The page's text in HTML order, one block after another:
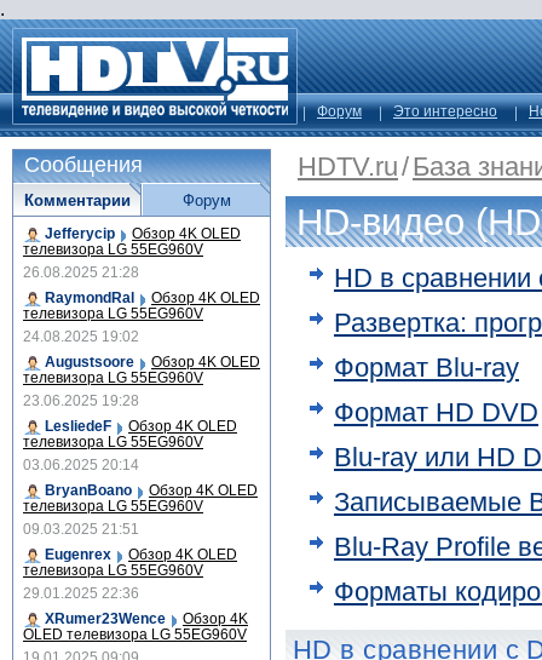
.
Форум Это интересно
HDTV.ru/База
HD-видео
HD в сравнении
Развертка:
Формат Blu-ray
Формат HD DVD
Blu-ray или HD
Записываемые
Blu-Ray Profile
Форматы
HD в сравнении с
Сообщения
Комментарии
Jefferycip Обзор 4K OLED
телевизора LG 55EG960V
26.08.2025 21:28
RaymondRal
Обзор 4K OLED
телевизора LG 55EG960V
24.08.2025 19:02
Augustsoore
Обзор 4K OLED
телевизора LG 55EG960V
23.06.2025 19:28
LesliedeF
Обзор 4K OLED
телевизора LG 55EG960V
03.06.2025 20:14
BryanBoano
Обзор 4K OLED
телевизора LG 55EG960V
09.03.2025 21:51
Eugenrex
Обзор 4K OLED
телевизора LG 55EG960V
29.01.2025 22:36
XRumer23Wence
Обзор 4K
OLED телевизора LG 55EG960V
Форум